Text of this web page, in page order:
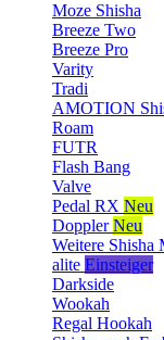
Moze Shisha
Breeze Two
Breeze Pro
Varity
Tradi
AMOTION
Roam
FUTR
Flash Bang
Valve
Pedal RX Neu
Doppler Neu
Weitere Shisha
alite Einsteiger
Darkside
Wookah
Regal Hookah